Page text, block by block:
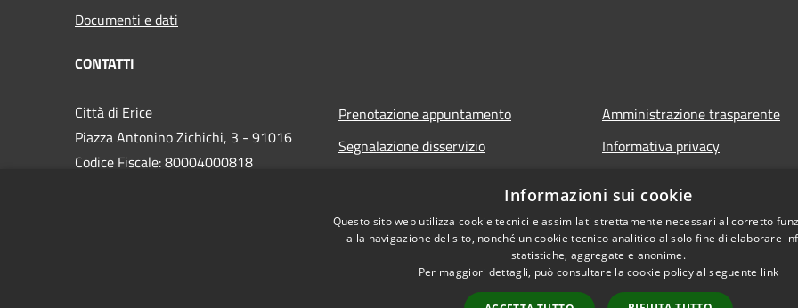
Documenti e dati
CONTATTI
Città di Erice
Piazza Antonino Zichichi, 3 - 91016
Codice Fiscale: 80004000818
Prenotazione appuntamento
Segnalazione disservizio
Amministrazione trasparente
Informativa privacy
Informazioni sui cookie
Questo sito web utilizza cookie tecnici e assimilati strettamente necessari al corretto
alla navigazione del sito, nonché un cookie tecnico analitico al solo fine di elaborare
statistiche, aggregate e anonime.
Per maggiori dettagli, può consultare la cookie policy al seguente link